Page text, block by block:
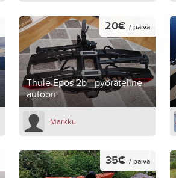
Thule Epos 2b - pyöräteline
autoon
20€ / päivä
Markku
35€ / päivä